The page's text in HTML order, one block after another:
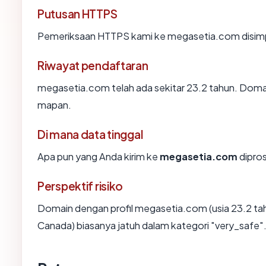
Putusan HTTPS
Pemeriksaan HTTPS kami ke megasetia.com
Riwayat pendaftaran
megasetia.com telah ada sekitar 23.2 tahun.
mapan.
Di mana data tinggal
Apa pun yang Anda kirim ke megasetia.com
Perspektif risiko
Domain dengan profil megasetia.com (usia 23.2
Canada) biasanya jatuh dalam kategori "very_safe".